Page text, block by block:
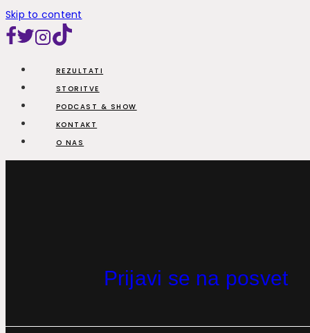
Skip to content
REZULTATI
STORITVE
PODCAST & SHOW
KONTAKT
O NAS
Prijavi se na posvet